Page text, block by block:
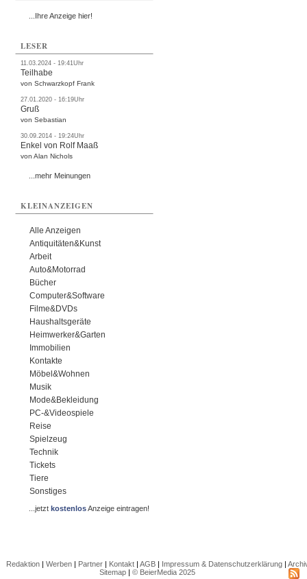
...Ihre Anzeige hier!
LESER
11.03.2024 - 19:41Uhr
Teilhabe
von Schwarzkopf Frank
27.01.2020 - 16:19Uhr
Gruß
von Sebastian
30.09.2014 - 19:24Uhr
Enkel von Rolf Maaß
von Alan Nichols
...mehr Meinungen
KLEINANZEIGEN
Alle Anzeigen
Antiquitäten&Kunst
Arbeit
Auto&Motorrad
Bücher
Computer&Software
Filme&DVDs
Haushaltsgeräte
Heimwerker&Garten
Immobilien
Kontakte
Möbel&Wohnen
Musik
Mode&Bekleidung
PC-&Videospiele
Reise
Spielzeug
Technik
Tickets
Tiere
Sonstiges
...jetztkostenlosAnzeige eintragen!
Redaktion| Werben| Partner| Kontakt| AGB| Impressum & Datenschutzerklärung|
Sitemap| © BeierMedia 2025